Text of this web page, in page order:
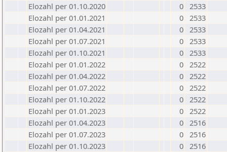
Elozahl per 01.10.2020
0 2533
Elozahl per 01.01.2021
0 2533
Elozahl per 01.04.2021
0 2533
Elozahl per 01.07.2021
0 2533
Elozahl per 01.10.2021
0 2533
Elozahl per 01.01.2022
0 2522
Elozahl per 01.04.2022
0 2522
Elozahl per 01.07.2022
0 2522
Elozahl per 01.10.2022
0 2522
Elozahl per 01.01.2023
0 2522
Elozahl per 01.04.2023
0 2516
Elozahl per 01.07.2023
0 2516
Elozahl per 01.10.2023
0 2516